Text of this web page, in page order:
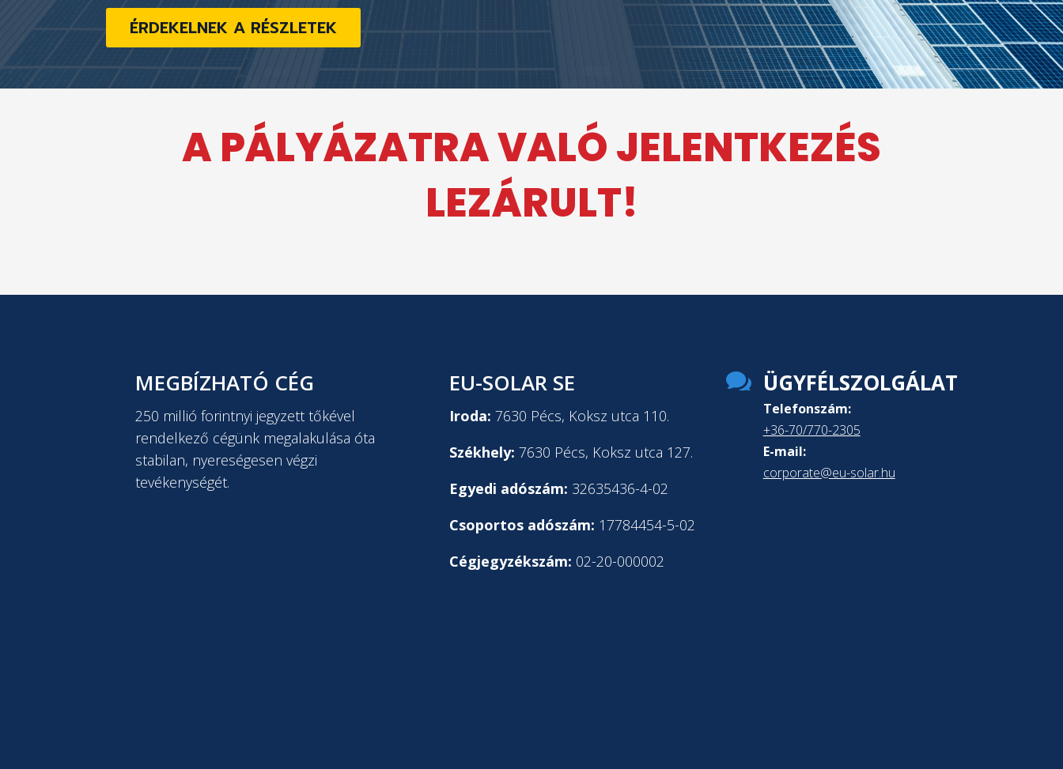
ÉRDEKELNEK A RÉSZLETEK
A PÁLYÁZATRA VALÓ JELENTKEZÉS
LEZÁRULT!
MEGBÍZHATÓ CÉG
250 millió forintnyi jegyzett tőkével
rendelkező cégünk megalakulása óta
stabilan, nyereségesen végzi
tevékenységét.
EU-SOLAR SE
Iroda: 7630 Pécs, Koksz utca 110.
Székhely: 7630 Pécs, Koksz utca 127.
Egyedi adószám: 32635436-4-02
Csoportos adószám: 17784454-5-02
Cégjegyzékszám: 02-20-000002
 ÜGYFÉLSZOLGÁLAT
Telefonszám:
+36-70/770-2305
E-mail:
corporate@eu-solar.hu